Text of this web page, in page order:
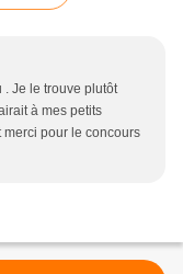
. Je le trouve plutôt
à mes petits
merci pour le concours